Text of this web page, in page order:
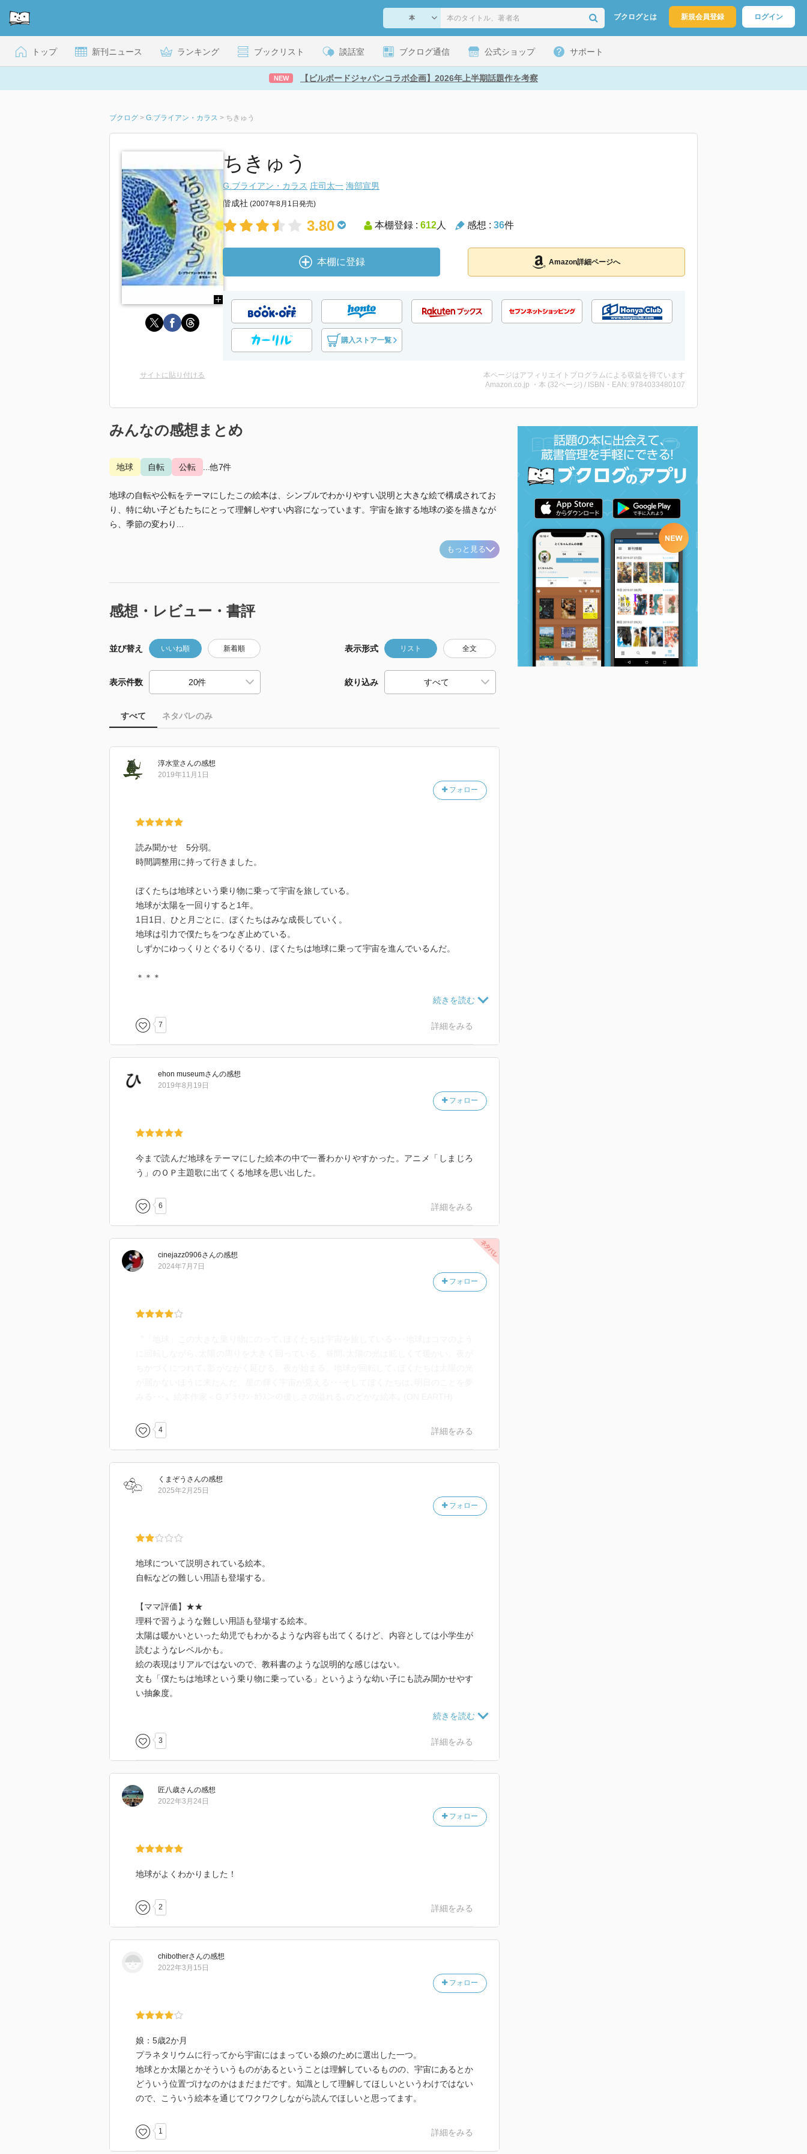
ブクログとは 新規会員登録 ログイン
トップ 新刊ニュース ランキング ブックリスト 談話室 ブクログ通信 公式ショップ サポート
NEW 【ビルボードジャパンコラボ企画】2026年上半期話題作を考察
ブクログ > G.ブライアン・カラス > ちきゅう
ちきゅう
G.ブライアン・カラス 庄司太一 海部宣男
偕成社 (2007年8月1日発売)
3.80 本棚登録 : 612人 感想 : 36件
本棚に登録 Amazon詳細ページへ
購入ストア一覧
サイトに貼り付ける
本ページはアフィリエイトプログラムによる収益を得ています
Amazon.co.jp ・本 (32ページ) / ISBN・EAN: 9784033480107
みんなの感想まとめ
地球 自転 公転 ...他7件
地球の自転や公転をテーマにしたこの絵本は、シンプルでわかりやすい説明と大きな絵で構成されてお
り、特に幼い子どもたちにとって理解しやすい内容になっています。宇宙を旅する地球の姿を描きなが
ら、季節の変わり...
もっと見る
感想・レビュー・書評
並び替え いいね順 新着順 表示形式 リスト 全文
表示件数 絞り込み
すべて ネタバレのみ
淳水堂さんの感想
フォロー
2019年11月1日
読み聞かせ 5分弱。
時間調整用に持って行きました。
ぼくたちは地球という乗り物に乗って宇宙を旅している。
地球が太陽を一回りすると1年。
1日1日、ひと月ごとに、ぼくたちはみな成長していく。
地球は引力で僕たちをつなぎ止めている。
しずかにゆっくりとぐるりぐるり、ぼくたちは地球に乗って宇宙を進んでいるんだ。
＊＊＊
7 詳細をみる
ehon museumさんの感想
フォロー
2019年8月19日
今まで読んだ地球をテーマにした絵本の中で一番わかりやすかった。アニメ「しまじろ
う」のＯＰ主題歌に出てくる地球を思い出した。
6 詳細をみる
cinejazz0906さんの感想
フォロー
2024年7月7日
4 詳細をみる
くまぞう さんの感想
フォロー
2025年2月25日
地球について説明されている絵本。
自転などの難しい用語も登場する。
【ママ評価】★★
理科で習うような難しい用語も登場する絵本。
太陽は暖かいといった幼児でもわかるような内容も出てくるけど、内容としては小学生が
読むようなレベルかも。
絵の表現はリアルではないので、教科書のような説明的な感じはない。
文も「僕たちは地球という乗り物に乗っている」というような幼い子にも読み聞かせやす
い抽象度。
幼児向けか小学生向けかどっちつかずな感じがして、内容や表現をハッキリどちらかに寄
せてほしいと思ってしまった。
せっかく絵本で易しく表現しているのなら、幼い子に地球という存在について説明する超
【息子評価】★★
やはり難しかったらしく集中力が全然なかった。
絵本とは全く関係のない新幹線の名前を途中で呟きはじめたので、あまり聞いてもいなか
絵だけでも楽しむのは難しかったかな。
3歳4ヶ月
【娘評価】
3 詳細をみる
匠八歳さんの感想
フォロー
2022年3月24日
地球がよくわかりました！
2 詳細をみる
chibotherさんの感想
フォロー
2022年3月15日
娘：5歳2か月
プラネタリウムに行ってから宇宙にはまっている娘のために選出した一つ。
地球とか太陽とかそういうものがあるということは理解しているものの、宇宙にあるとか
どういう位置づけなのかはまだまだです。知識として理解してほしいというわけではない
ので、こういう絵本を通じてワクワクしながら読んでほしいと思ってます。
1 詳細をみる